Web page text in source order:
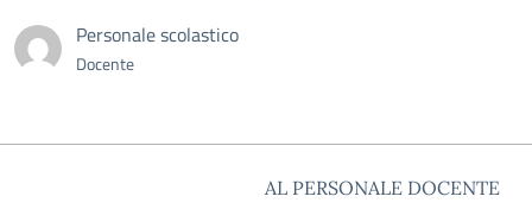
Personale scolastico
Docente
AL PERSONALE DOCENTE